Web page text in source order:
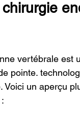
vertébrale est
pointe.
un aperçu